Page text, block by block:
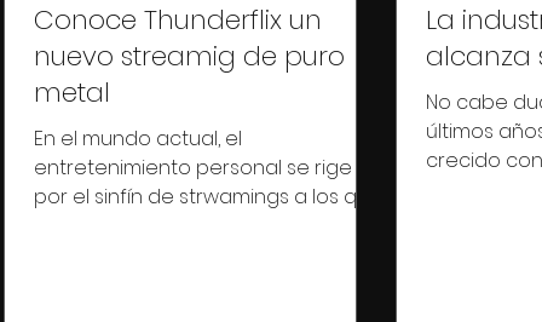
Conoce Thunderflix un
nuevo streamig de puro
metal
En el mundo actual, el
entretenimiento personal se rige
por el sinfín de strwamings a los que
La
alcanza
No cabe
últimos
crecido